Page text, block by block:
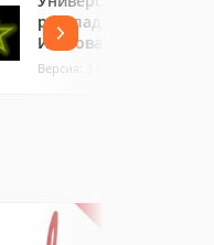
раскладка Данилы
Исакова
Версия: 3.0.1 (2.81 МБ)